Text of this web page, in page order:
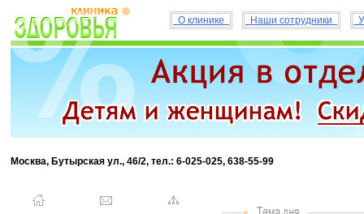
О клинике Наши сотрудники
Москва, Бутырская ул., 46/2, тел.: 6-025-025, 638-55-99